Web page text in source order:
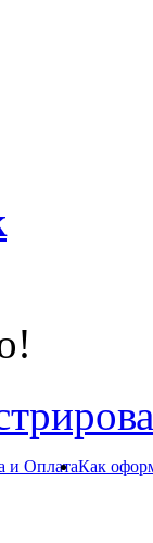
и ОплатаКак